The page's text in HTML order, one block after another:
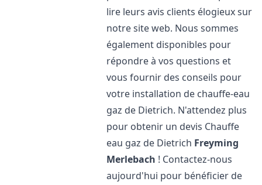
lire leurs avis clients élogieux sur
notre site web. Nous sommes
également disponibles pour
répondre à vos questions et
vous fournir des conseils pour
votre installation de chauffe-eau
gaz de Dietrich. N'attendez plus
pour obtenir un devis Chauffe
eau gaz de Dietrich Freyming
Merlebach ! Contactez-nous
aujourd'hui pour bénéficier de